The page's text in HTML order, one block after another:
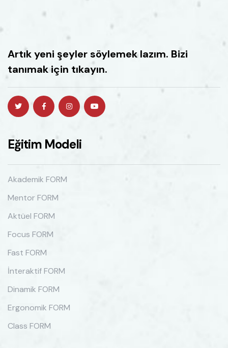
Artık yeni şeyler söylemek lazım. Bizi
tanımak için tıkayın.
Eğitim Modeli
Akademik FORM
Mentor FORM
Aktüel FORM
Focus FORM
Fast FORM
İnteraktif FORM
Dinamik FORM
Ergonomik FORM
Class FORM